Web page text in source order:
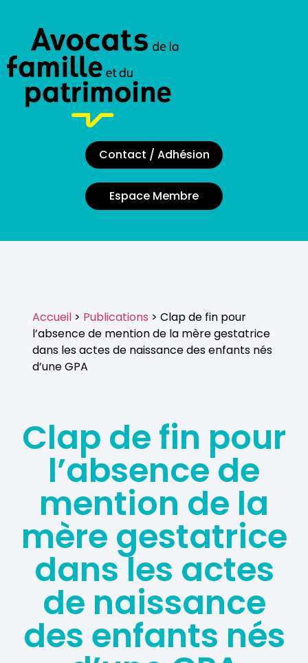
Contact / Adhésion
Espace Membre
Accueil> Publications > Clap de fin pour
l’absence de mention de la mère gestatrice
dans les actes de naissance des enfants nés
d’une GPA
Clap de fin pour
l’absence de
mention de la
mère gestatrice
dans les actes
de naissance
des enfants nés